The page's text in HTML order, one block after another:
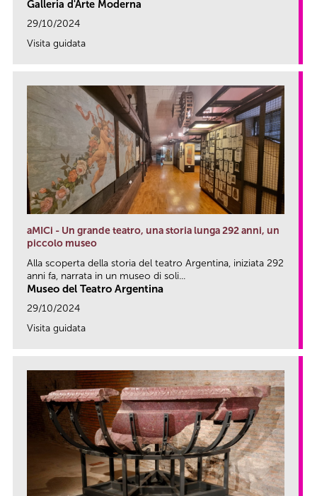
Galleria d'Arte Moderna
29/10/2024
Visita guidata
aMICi - Un grande teatro, una storia lunga 292 anni, un
piccolo museo
Alla scoperta della storia del teatro Argentina, iniziata 292
anni fa, narrata in un museo di soli...
Museo del Teatro Argentina
29/10/2024
Visita guidata